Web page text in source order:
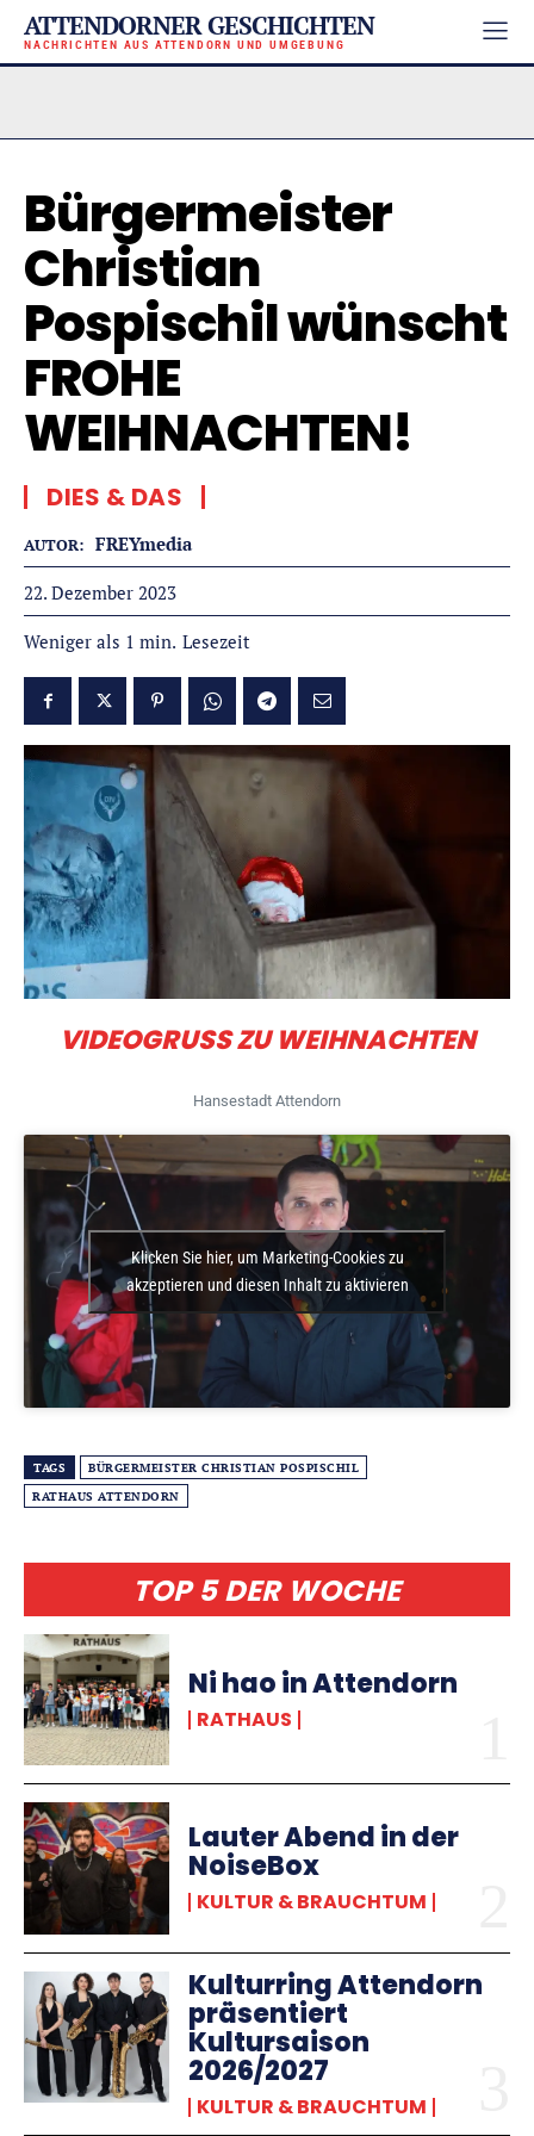
ATTENDORNER GESCHICHTEN
NACHRICHTEN AUS ATTENDORN UND UMGEBUNG
TOP 5 DER WOCHE
Ni hao in Attendorn
RATHAUS
Lauter Abend in der
NoiseBox
KULTUR & BRAUCHTUM
Kulturring Attendorn
präsentiert
Kultursaison
2026/2027
KULTUR & BRAUCHTUM
Bürgermeister
Christian
Pospischil wünscht
FROHE
WEIHNACHTEN!
DIES & DAS
AUTOR: FREYmedia
22. Dezember 2023
Weniger als 1 min. Lesezeit
VIDEOGRUSS ZU WEIHNACHTEN
Hansestadt Attendorn
Klicken Sie hier, um Marketing-Cookies zu
akzeptieren und diesen Inhalt zu aktivieren
TAGS
BÜRGERMEISTER CHRISTIAN POSPISCHIL
RATHAUS ATTENDORN